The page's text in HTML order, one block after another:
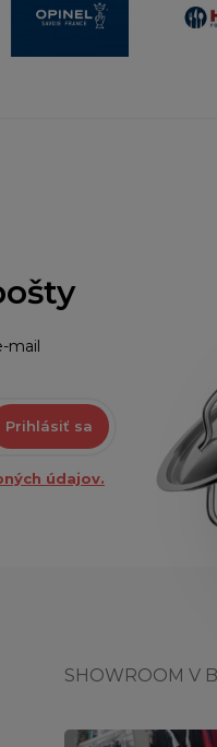
mail
Prihlásiť sa
údajov.
SHOWROOM V